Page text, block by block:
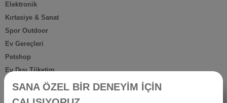
Elektronik
Kırtasiye & Sanat
Spor Outdoor
Ev Gereçleri
Petshop
Ev Dışı Tüketim
Kişisel Bakım
SANA ÖZEL BİR DENEYİM İÇİN